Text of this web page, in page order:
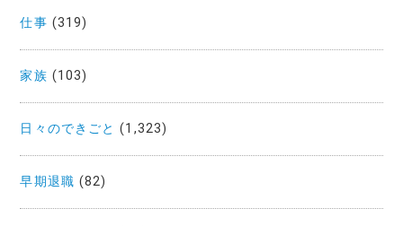
仕事 (319)
家族 (103)
日々のできごと (1,323)
早期退職 (82)